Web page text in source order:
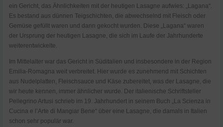
ein Gericht, das Ähnlichkeiten mit der heutigen Lasagne aufwies: „Lagana“.
Es bestand aus dünnen Teigschichten, die abwechselnd mit Fleisch oder
Gemüse gefüllt waren und dann gekocht wurden. Diese „Lagana“ waren
der Ursprung der heutigen Lasagne, die sich im Laufe der Jahrhunderte
weiterentwickelte.
Im Mittelalter war das Gericht in Süditalien und insbesondere in der Region
Emilia-Romagna weit verbreitet. Hier wurde es zunehmend mit Schichten
aus Nudelplatten, Fleischsauce und Käse zubereitet, was der Lasagne, die
wir heute kennen, immer ähnlicher wurde. Der italienische Schriftsteller
Pellegrino Artusi schrieb im 19. Jahrhundert in seinem Buch „La Scienza in
Cucina e l’Arte di Mangiar Bene“ über eine Lasagne, die damals in Italien
schon sehr populär war.